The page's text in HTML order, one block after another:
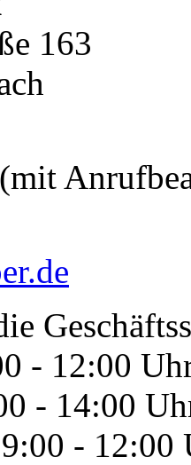
163
(mit
- 12:00
- 14:00
- 12:00